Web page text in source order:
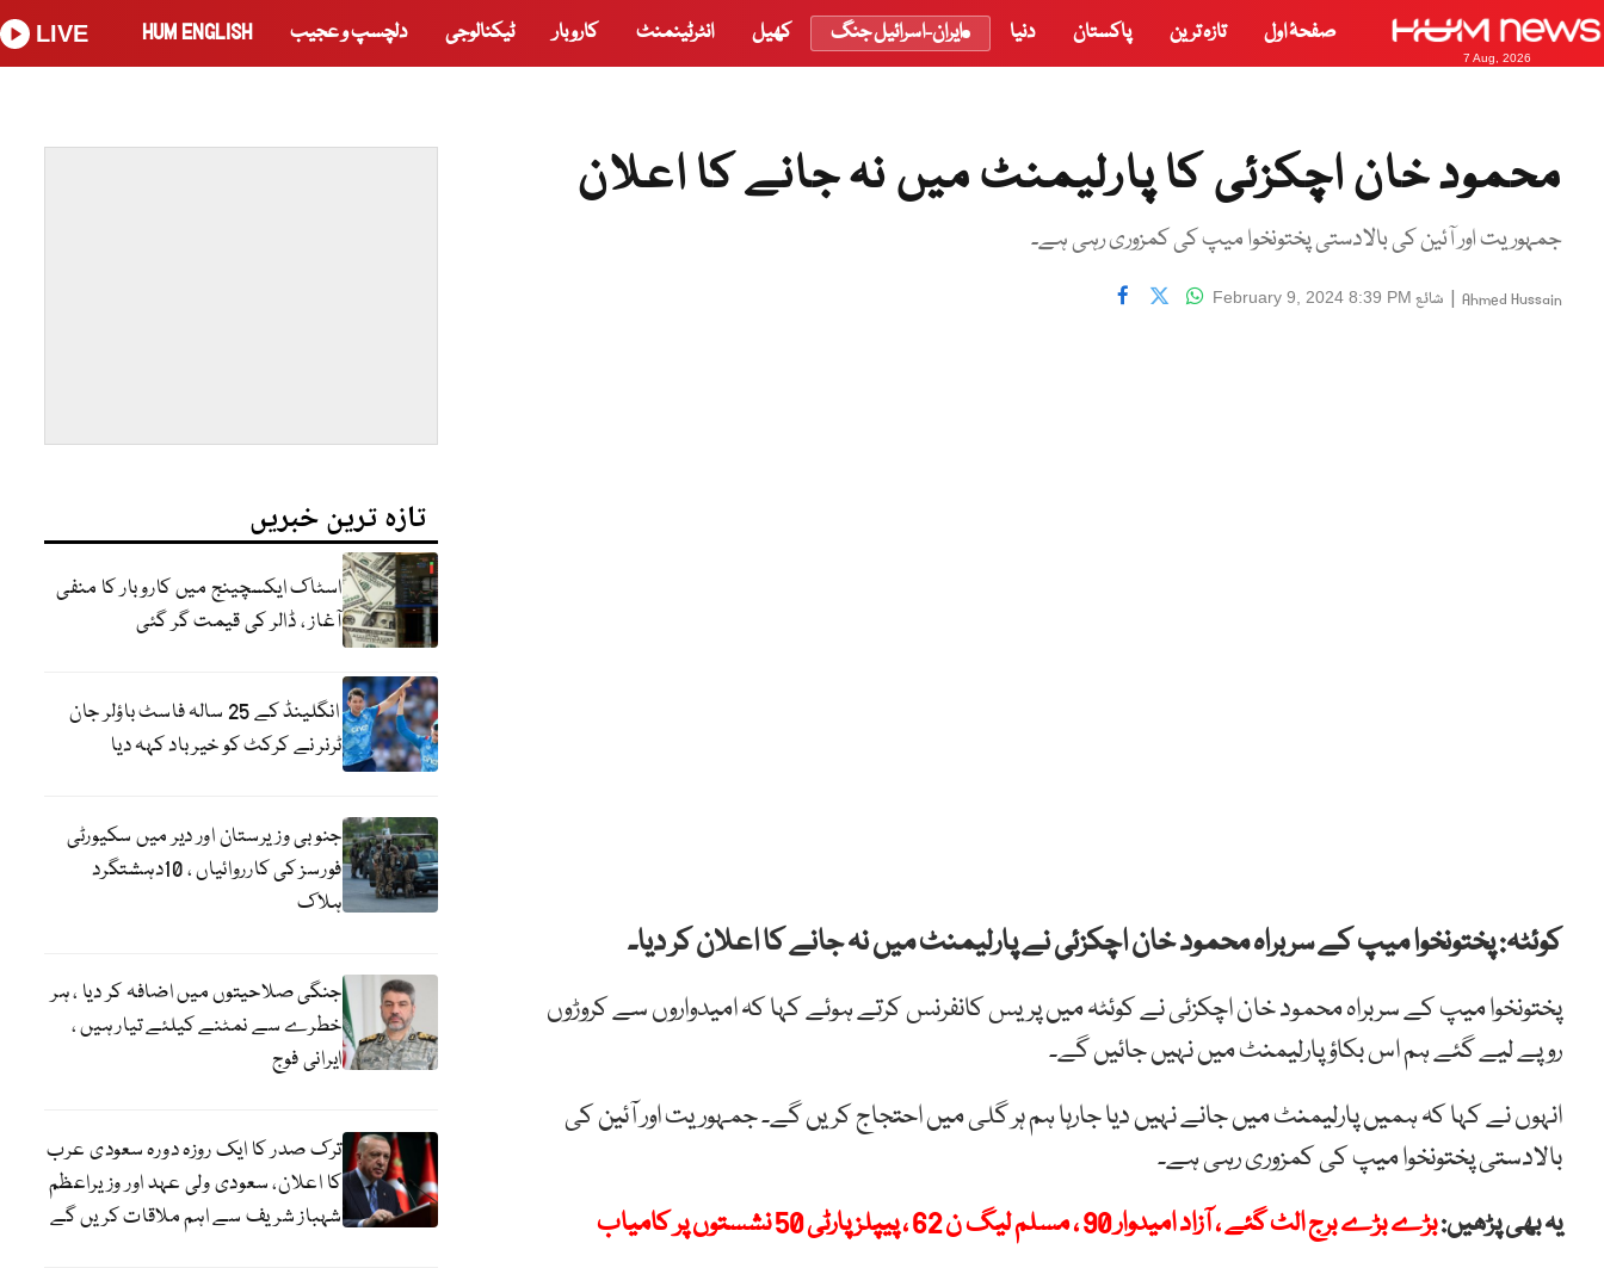
7 Aug, 2026
صفحۂ اول تازہ ترین پاکستان دنیا ایران-اسرائیل جنگ کھیل انٹرٹینمنٹ کاروبار ٹیکنالوجی دلچسپ و عجیب HUM ENGLISH
LIVE
محمود خان اچکزئی کا پارلیمنٹ میں نہ جانے کا اعلان
جمہوریت اور آئین کی بالادستی پختونخوا میپ کی کمزوری رہی ہے۔
Ahmed Hussain
| شائع February 9, 2024 8:39 PM
کوئٹہ: پختونخوا میپ کے سربراہ محمود خان اچکزئی نے پارلیمنٹ میں نہ جانے کا اعلان کر دیا۔
پختونخوا میپ کے سربراہ محمود خان اچکزئی نے کوئٹہ میں پریس کانفرنس کرتے ہوئے کہا کہ امیدواروں سے کروڑوں
روپے لیے گئے ہم اس بکاؤ پارلیمنٹ میں نہیں جائیں گے۔
انہوں نے کہا کہ ہمیں پارلیمنٹ میں جانے نہیں دیا جارہا ہم ہر گلی میں احتجاج کریں گے۔ جمہوریت اور آئین کی
بالادستی پختونخوا میپ کی کمزوری رہی ہے۔
یہ بھی پڑھیں:بڑے بڑے برج الٹ گئے ، آزاد امیدوار 90 ، مسلم لیگ ن 62 ، پیپلز پارٹی 50 نشستوں پر کامیاب
تازہ ترین خبریں
اسٹاک ایکسچینج میں کاروبار کا منفی
آغاز ، ڈالر کی قیمت گر گئی
انگلینڈ کے 25 سالہ فاسٹ باؤلر جان
ٹرنر نے کرکٹ کو خیر باد کہہ دیا
جنوبی وزیرستان اور دیر میں سکیورٹی
فورسز کی کارروائیاں ، 10دہشتگرد
ہلاک
جنگی صلاحیتوں میں اضافہ کر دیا ، ہر
خطرے سے نمٹنے کیلئے تیار ہیں ،
ایرانی فوج
ترک صدر کا ایک روزہ دورہ سعودی عرب
کا اعلان، سعودی ولی عہد اور وزیراعظم
شہباز شریف سے اہم ملاقات کریں گے